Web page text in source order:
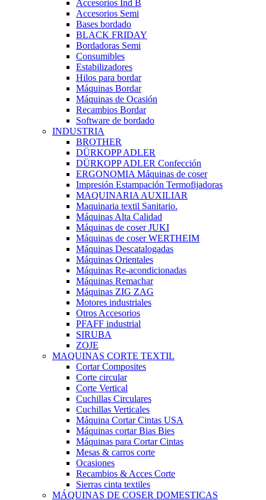
Accesorios Ind B
Accesorios Semi
Bases bordado
BLACK FRIDAY
Bordadoras Semi
Consumibles
Estabilizadores
Hilos para bordar
Máquinas Bordar
Máquinas de Ocasión
Recambios Bordar
Software de bordado
INDUSTRIA
BROTHER
DÜRKOPP ADLER
DÜRKOPP ADLER Confección
ERGONOMIA Máquinas de coser
Impresión Estampación Termofijadoras
MAQUINARIA AUXILIAR
Maquinaria textil Sanitario.
Máquinas Alta Calidad
Máquinas de coser JUKI
Máquinas de coser WERTHEIM
Máquinas Descatalogadas
Máquinas Orientales
Máquinas Re-acondicionadas
Máquinas Remachar
Máquinas ZIG ZAG
Motores industriales
Otros Accesorios
PFAFF industrial
SIRUBA
ZOJE
MAQUINAS CORTE TEXTIL
Cortar Composites
Corte circular
Corte Vertical
Cuchillas Circulares
Cuchillas Verticales
Máquina Cortar Cintas USA
Máquinas cortar Bias Bies
Máquinas para Cortar Cintas
Mesas & carros corte
Ocasiones
Recambios & Acces Corte
Sierras cinta textiles
MÁQUINAS DE COSER DOMESTICAS